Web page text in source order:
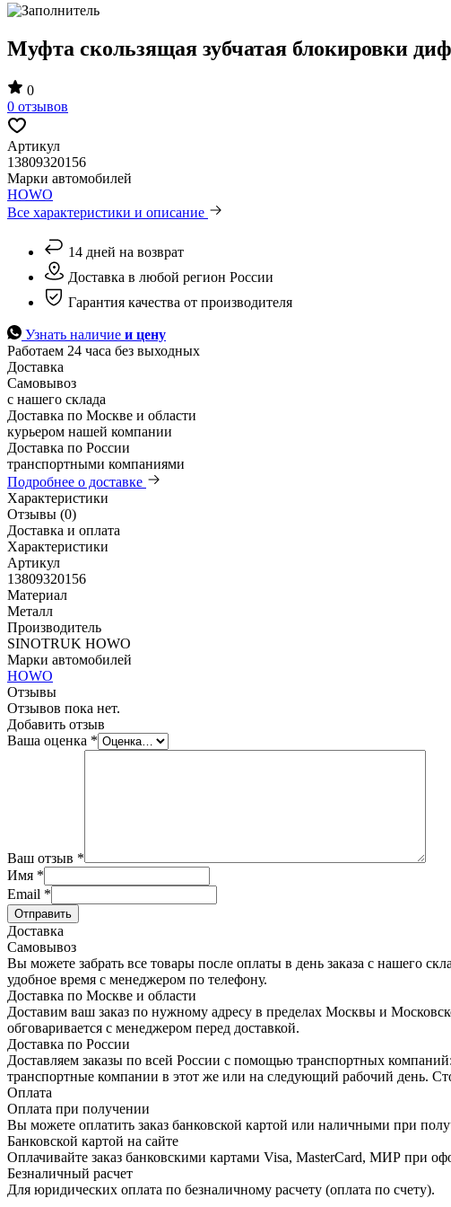
Муфта скользящая зубчатая блокировки
0
0 отзывов
Артикул
13809320156
Марки автомобилей
HOWO
Все характеристики и описание
14 дней на возврат
Доставка в любой регион России
Гарантия качества от производителя
Узнать наличие и цену
Работаем 24 часа без выходных
Доставка
Самовывоз
с нашего склада
Доставка по Москве и области
курьером нашей компании
Доставка по России
транспортными компаниями
Подробнее о доставке
Характеристики
Отзывы (0)
Доставка и оплата
Характеристики
Артикул
13809320156
Материал
Металл
Производитель
SINOTRUK HOWO
Марки автомобилей
HOWO
Отзывы
Отзывов пока нет.
Добавить отзыв
Ваша оценка *
Ваш отзыв *
Имя *
Email *
Отправить
Доставка
Самовывоз
Вы можете забрать все товары после оплаты в день заказа с нашего
удобное время с менеджером по телефону.
Доставка по Москве и области
Доставим ваш заказ по нужному адресу в пределах Москвы и
обговаривается с менеджером перед доставкой.
Доставка по России
Доставляем заказы по всей России с помощью транспортных
транспортные компании в этот же или на следующий рабочий день.
Оплата
Оплата при получении
Вы можете оплатить заказ банковской картой или наличными при
Банковской картой на сайте
Оплачивайте заказ банковскими картами Visa, MasterCard, МИР при
Безналичный расчет
Для юридических оплата по безналичному расчету (оплата по счету).